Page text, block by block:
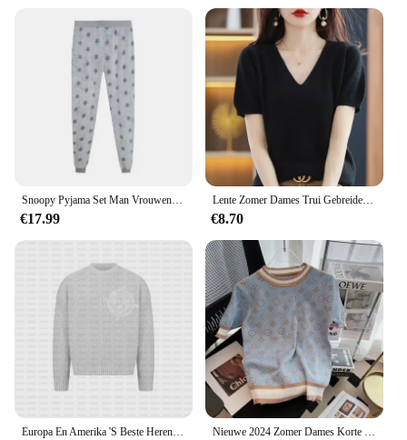
Snoopy Pyjama Set Man Vrouwen Herfst Winter Warm Pluche Leuke Borduursels Nachtkleding Cartoon Zachte Thuis Kleding Valentijnsdag Cadeau
€17.99
Lente Zomer Dames Trui Gebreide T-shirts V-hals Korte Mouw Knitwears Koreaanse Mode Truien Effen Dieptepunt Shirt Jumper
€8.70
Europa En Amerika 'S Beste Heren-En Damespatroon Gebreide Y 2K Herfst-En Wintertrui Warme En Losse Donkere Streetjes Met Ronde Hals Nieuwe 2024 Zomer Dames Korte Mouw Mode Gebreide Glitter Stenen T-Shirt Femme Vintage Luxe Ontwerper Slanke Vrije Tijd T-Shirt Tops